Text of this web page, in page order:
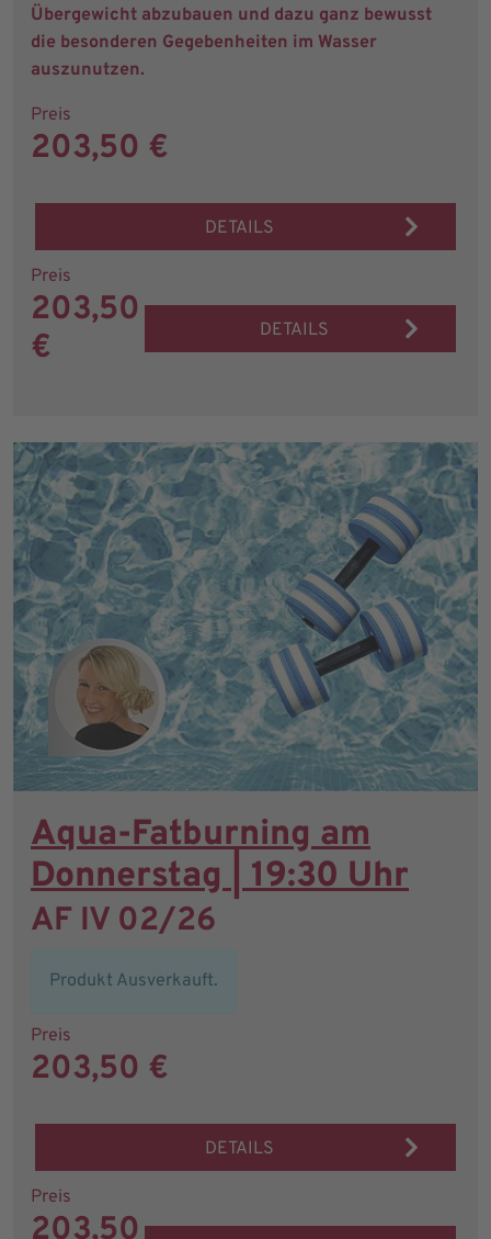
Übergewicht abzubauen und dazu ganz bewusst
die besonderen Gegebenheiten im Wasser
auszunutzen.
Preis
203,50 €
DETAILS
Preis
203,50
€
DETAILS
Aqua-Fatburning am
Donnerstag | 19:30 Uhr
AF IV 02/26
Produkt Ausverkauft.
Preis
203,50 €
DETAILS
Preis
203,50